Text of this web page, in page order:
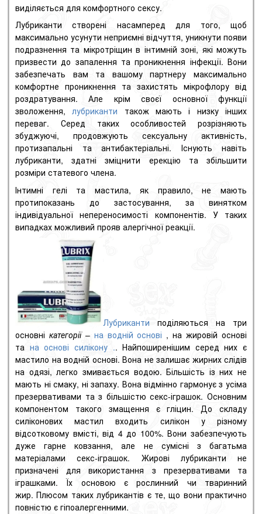
виділяється для комфортного сексу.
Лубриканти створені насамперед для того, щоб
максимально усунути неприємні відчуття, уникнути появи
подразнення та мікротріщин в інтимній зоні, які можуть
призвести до запалення та проникнення інфекції. Вони
забезпечать вам та вашому партнеру максимально
комфортне проникнення та захистять мікрофлору від
роздратування.
Але крім своєї основної функції
зволоження,
лубриканти
також мають і низку інших
переваг.
Серед таких особливостей розрізняють
збуджуючі, продовжують сексуальну активність,
протизапальні та антибактеріальні.
Існують навіть
лубриканти, здатні зміцнити ерекцію та збільшити
розміри статевого члена.
Інтимні гелі та мастила, як правило, не мають
протипоказань до застосування, за винятком
індивідуальної непереносимості компонентів.
У таких
випадках можливий прояв алергічної реакції.
Лубриканти
поділяються на три
основні категорії – на водній основі , на жировій основі
та на основі силікону .. Найпоширенішим серед них є
мастило на водній основі. Вона не залишає жирних слідів
на одязі, легко змивається водою. Більшість із них не
мають ні смаку, ні запаху. Вона відмінно гармонує з усіма
презервативами та з більшістю секс-іграшок. Основним
компонентом такого змащення є гліцин.
До складу
силіконових мастил входить силікон у різному
відсотковому вмісті, від 4 до 100%. Вони забезпечують
дуже гарне ковзання, але не сумісні з багатьма
матеріалами секс-іграшок.
Жирові лубриканти не
призначені для використання з презервативами та
іграшками.
Їх основою є рослинний чи тваринний
жир. Плюсом таких лубрикантів є те, що вони практично
повністю є гіпоалергенними.